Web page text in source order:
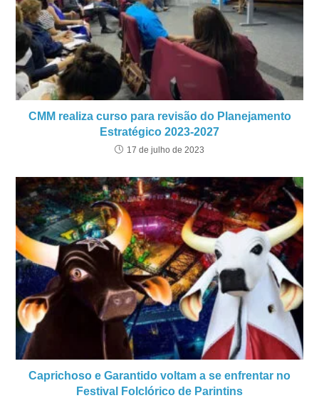
CMM realiza curso para revisão do Planejamento
Estratégico 2023-2027
17 de julho de 2023
Caprichoso e Garantido voltam a se enfrentar no
Festival Folclórico de Parintins